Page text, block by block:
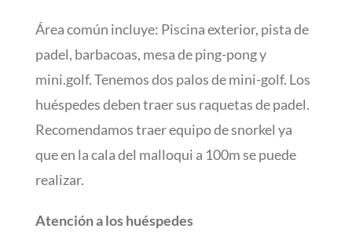
Área común incluye: Piscina exterior, pista de
padel, barbacoas, mesa de ping-pong y
mini.golf. Tenemos dos palos de mini-golf. Los
huéspedes deben traer sus raquetas de padel.
Recomendamos traer equipo de snorkel ya
que en la cala del malloqui a 100m se puede
realizar.
Atención a los huéspedes